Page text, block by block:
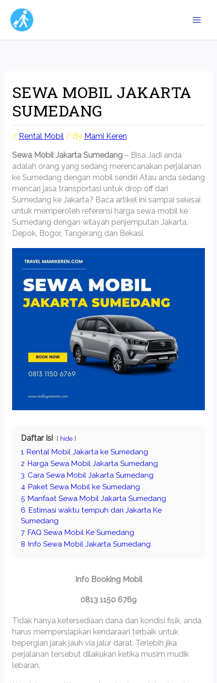
content
SEWA MOBIL JAKARTA
SUMEDANG
/ Rental Mobil/ By Mami Keren
Sewa Mobil Jakarta Sumedang– Bisa Jadi anda
adalah orang yang sedang merencanakan perjalanan
ke Sumedang dengan mobil sendiri Atau anda sedang
mencari jasa transportasi untuk drop off dari
Sumedang ke Jakarta? Baca artikel ini sampai selesai
untuk memperoleh referensi harga sewa mobil ke
Sumedang dengan wilayah penjemputan Jakarta,
Depok, Bogor, Tangerang dan Bekasi.
Daftar Isi hide
1 Rental Mobil Jakarta ke Sumedang
2 Harga Sewa Mobil Jakarta Sumedang
3 Cara Sewa Mobil Jakarta Sumedang
4 Paket Sewa Mobil ke Sumedang
5 Manfaat Sewa Mobil Jakarta Sumedang
6 Estimasi waktu tempuh dari Jakarta Ke
Sumedang
7 FAQ Sewa Mobil Ke Sumedang
8 Info Sewa Mobil Jakarta Sumedang
Info Booking Mobil
0813 1150 6769
Tidak hanya ketersediaan dana dan kondisi fisik, anda
harus mempersiapkan kendaraan terbaik untuk
bepergian jarak jauh via jalur darat. Terlebih jika
perjalanan tersebut dilakukan ketika musim mudik
lebaran.